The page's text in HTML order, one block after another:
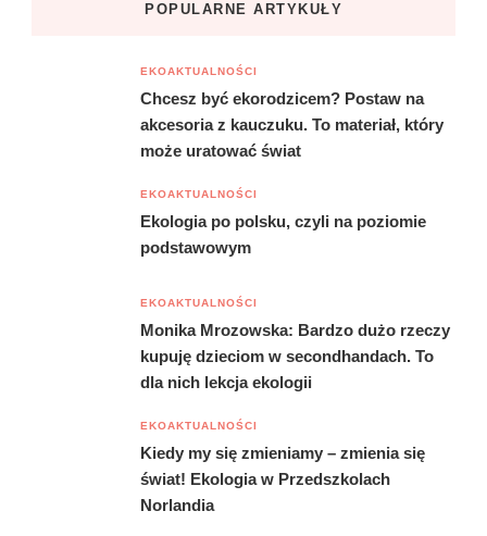
POPULARNE ARTYKUŁY
EKOAKTUALNOŚCI
Chcesz być ekorodzicem? Postaw na
akcesoria z kauczuku. To materiał, który
może uratować świat
EKOAKTUALNOŚCI
Ekologia po polsku, czyli na poziomie
podstawowym
EKOAKTUALNOŚCI
Monika Mrozowska: Bardzo dużo rzeczy
kupuję dzieciom w secondhandach. To
dla nich lekcja ekologii
EKOAKTUALNOŚCI
Kiedy my się zmieniamy – zmienia się
świat! Ekologia w Przedszkolach
Norlandia